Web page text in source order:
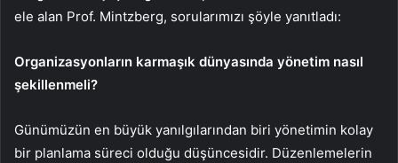
ele alan Prof. Mintzberg, sorularımızı şöyle yanıtladı:
Organizasyonların karmaşık dünyasında yönetim nasıl
şekillenmeli?
Günümüzün en büyük yanılgılarından biri yönetimin kolay
bir planlama süreci olduğu düşüncesidir. Düzenlemelerin